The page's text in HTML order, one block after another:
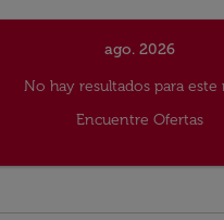
ago. 2026
No hay resultados para este
Encuentre Ofertas